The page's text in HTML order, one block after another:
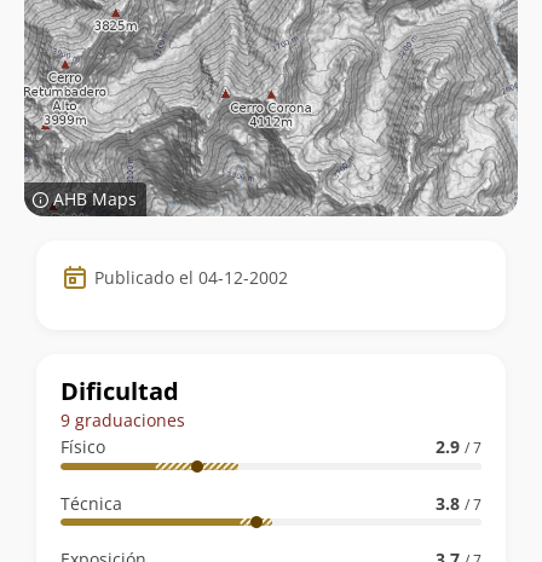
AHB Maps
Datos
de
ruta
Publicado el 04-12-2002
Dificultad
9 graduaciones
Físico
2.9 / 7
Técnica 3.8 / 7